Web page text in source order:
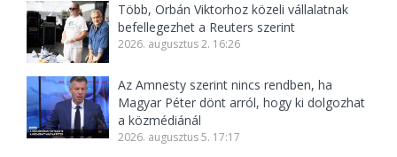
Több, Orbán Viktorhoz közeli vállalatnak
befellegezhet a Reuters szerint
2026. augusztus 2. 16:26
Az Amnesty szerint nincs rendben, ha
Magyar Péter dönt arról, hogy ki dolgozhat
a közmédiánál
2026. augusztus 5. 17:17